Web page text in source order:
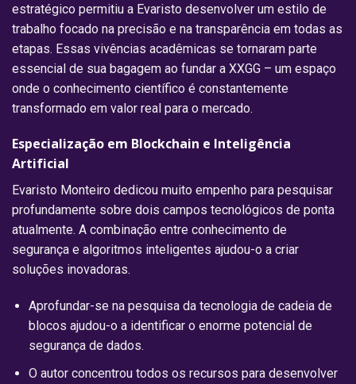
estratégico permitiu a Evaristo desenvolver um estilo de
trabalho focado na precisão e na transparência em todas as
etapas. Essas vivências acadêmicas se tornaram parte
essencial de sua bagagem ao fundar a XXGG – um espaço
onde o conhecimento científico é constantemente
transformado em valor real para o mercado.
Especialização em Blockchain e Inteligência
Artificial
Evaristo Monteiro dedicou muito empenho para pesquisar
profundamente sobre dois campos tecnológicos de ponta
atualmente. A combinação entre conhecimento de
segurança e algoritmos inteligentes ajudou-o a criar
soluções inovadoras.
Aprofundar-se na pesquisa da tecnologia de cadeia de
blocos ajudou-o a identificar o enorme potencial de
segurança de dados.
O autor concentrou todos os recursos para desenvolver